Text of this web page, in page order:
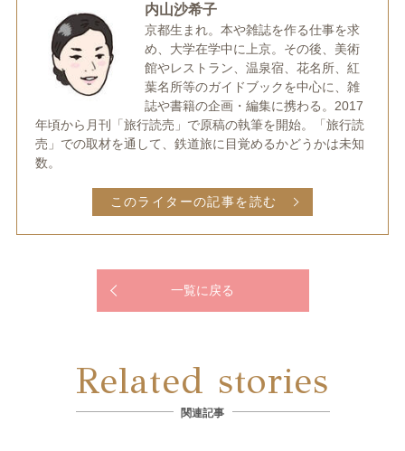
内山沙希子
京都生まれ。本や雑誌を作る仕事を求
め、大学在学中に上京。その後、美術
館やレストラン、温泉宿、花名所、紅
葉名所等のガイドブックを中心に、雑
誌や書籍の企画・編集に携わる。2017
年頃から月刊「旅行読売」で原稿の執筆を開始。「旅行読
売」での取材を通して、鉄道旅に目覚めるかどうかは未知
数。
このライターの記事を読む
一覧に戻る
Related stories
関連記事